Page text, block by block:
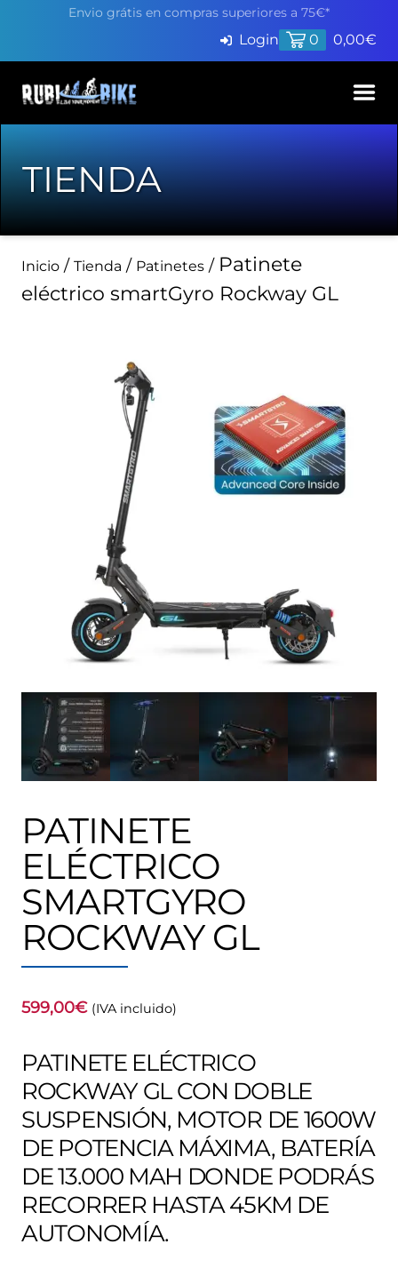
Envio grátis en compras superiores a 75€*
Login 0 0,00€
Productos
Pide cita en Taller
Blog
TIENDA
Inicio / Tienda / Patinetes / Patinete
eléctrico smartGyro Rockway GL
PATINETE
ELÉCTRICO
SMARTGYRO
ROCKWAY GL
599,00€ (IVA incluido)
PATINETE ELÉCTRICO
ROCKWAY GL CON DOBLE
SUSPENSIÓN, MOTOR DE 1600W
DE POTENCIA MÁXIMA, BATERÍA
DE 13.000 MAH DONDE PODRÁS
RECORRER HASTA 45KM DE
AUTONOMÍA.